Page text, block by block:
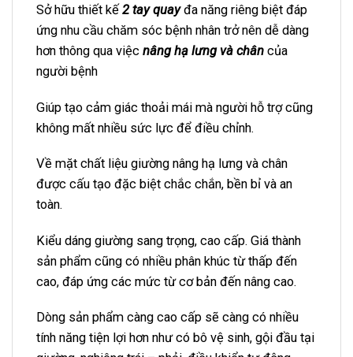
Sở hữu thiết kế 2 tay quayđa năng riêng biệt đáp
ứng nhu cầu chăm sóc bệnh nhân trở nên dễ dàng
hơn thông qua việc nâng hạ lưng và chân của
người bệnh
Giúp tạo cảm giác thoải mái mà người hỗ trợ cũng
không mất nhiều sức lực để điều chỉnh.
Về mặt chất liệu giường nâng hạ lưng và chân
được cấu tạo đặc biệt chắc chắn, bền bỉ và an
toàn.
Kiểu dáng giường sang trọng, cao cấp. Giá thành
sản phẩm cũng có nhiều phân khúc từ thấp đến
cao, đáp ứng các mức từ cơ bản đến nâng cao.
Dòng sản phẩm càng cao cấp sẽ càng có nhiều
tính năng tiện lợi hơn như có bô vệ sinh, gội đầu tại